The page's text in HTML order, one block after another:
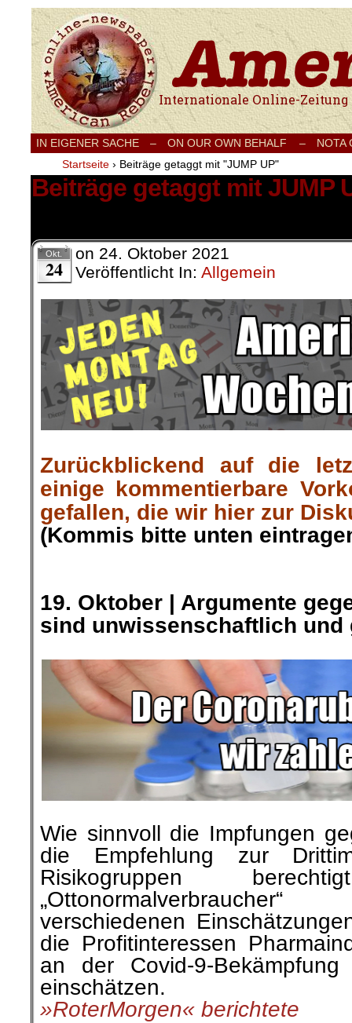
Internationale Onlinezeitung für Frieden,
IN EIGENER SACHE – ON OUR OWN BEHALF –
NOTA
Startseite › Beiträge getaggt mit "JUMP UP"
Beiträge getaggt mit JUMP
Okt.
24
on 24. Oktober 2021
Veröffentlicht In: Allgemein
Zurückblickend auf die
einige kommentierbare
gefallen, die wir hier zur
(Kommis bitte unten
19. Oktober | Argumente
sind unwissenschaftlich und
Wie sinnvoll die Impfungen
die Empfehlung zur
Risikogruppen
verschiedenen
die Profitinteressen
an der Covid-9-
einschätzen.
»RoterMorgen« berichtete